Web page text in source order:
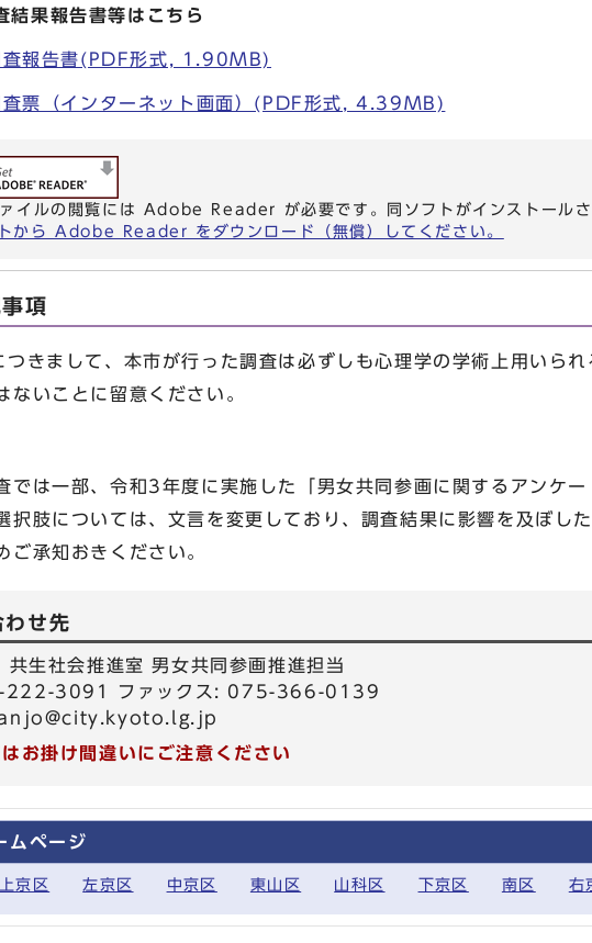
結果報告書等はこちら
査報告書(PDF形式, 1.90MB)
査票（インターネット画面）(PDF形式, 4.39MB)
イルの閲覧には Adobe Reader が必要です。同ソフトがインストール
から Adobe Reader をダウンロード（無償）してください。
項
まして、本市が行った調査は必ずしも心理学の学術上用いられ
ないことに留意ください。
は一部、令和3年度に実施した「男女共同参画に関するアンケー
択肢については、文言を変更しており、調査結果に影響を及ぼし
ご承知おきください。
わせ先
共生社会推進室 男女共同参画推進担当
222-3091 ファックス: 075-366-0139
お掛け間違いにご注意ください
ムページ
上京区 左京区 中京区 東山区 山科区 下京区 南区 右